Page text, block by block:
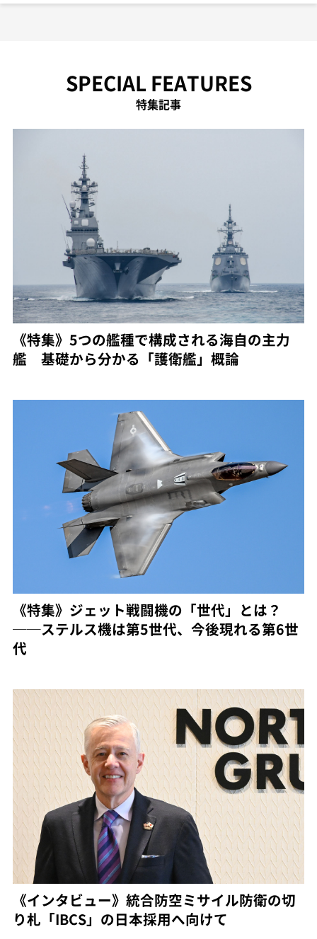
SPECIAL FEATURES
特集記事
《特集》5つの艦種で構成される海自の主力
艦 基礎から分かる「護衛艦」概論
《特集》ジェット戦闘機の「世代」とは？
──ステルス機は第5世代、今後現れる第6世
代
《インタビュー》統合防空ミサイル防衛の切
り札「IBCS」の日本採用へ向けて